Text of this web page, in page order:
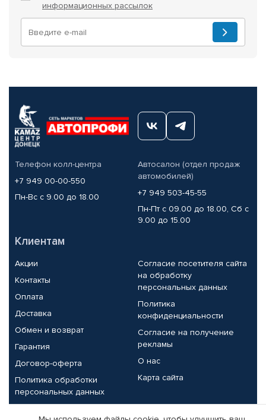
информационных рассылок
Телефон колл-центра
+7 949 00-00-550
Пн-Вс с 9.00 до 18.00
Автосалон (отдел продаж
автомобилей)
+7 949 503-45-55
Пн-Пт с 09.00 до 18.00, Сб с
9.00 до 15.00
Клиентам
Акции
Контакты
Оплата
Доставка
Обмен и возврат
Гарантия
Договор-оферта
Политика обработки
персональных данных
Согласие посетителя сайта
на обработку
персональных данных
Политика
конфиденциальности
Согласие на получение
рекламы
О нас
Карта сайта